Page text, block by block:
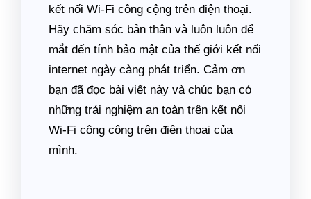
kết nối Wi-Fi công cộng trên điện thoại.
Hãy chăm sóc bản thân và luôn luôn để
mắt đến tính bảo mật của thế giới kết nối
internet ngày càng phát triển. Cảm ơn
bạn đã đọc bài viết này và chúc bạn có
những trải nghiệm an toàn trên kết nối
Wi-Fi công cộng trên điện thoại của
mình.